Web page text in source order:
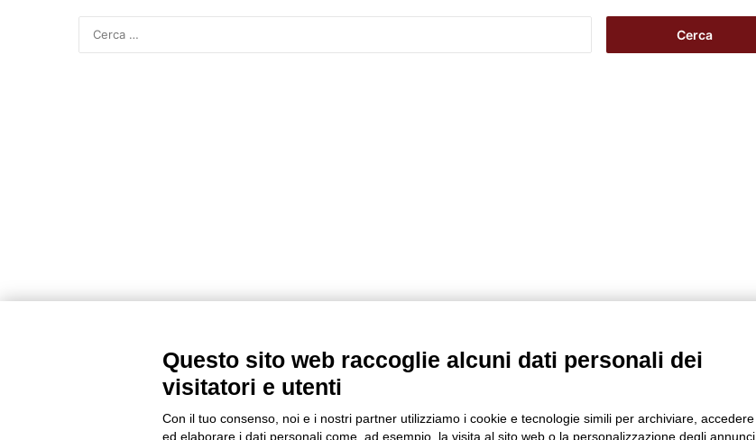
Questo sito web raccoglie alcuni dati personali dei
visitatori e utenti
Con il tuo consenso, noi e i nostri partner utilizziamo i cookie e tecnologie simili per archiviare, accedere
ed elaborare i dati personali come, ad esempio, la visita al sito web o la personalizzazione degli annunci.